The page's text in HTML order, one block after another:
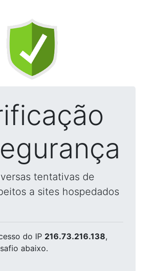
tentativas de
a sites hospedados
do IP 216.73.216.138,
abaixo.